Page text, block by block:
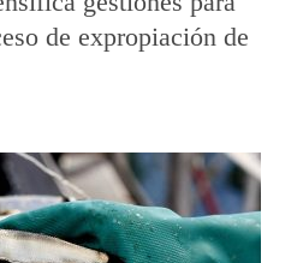
de expropiación de